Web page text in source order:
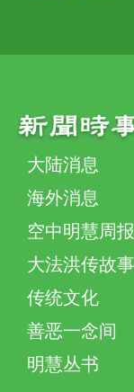
大陆消息
海外消息
空中明慧周报
大法洪传故事
传统文化
善恶一念间
明慧丛书